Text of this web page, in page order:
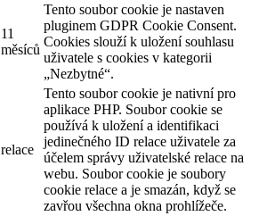
11
měsíců
Tento soubor cookie je nastaven
pluginem GDPR Cookie Consent.
Cookies slouží k uložení souhlasu
uživatele s cookies v kategorii
„Nezbytné“.
relace
Tento soubor cookie je nativní pro
aplikace PHP. Soubor cookie se
používá k uložení a identifikaci
jedinečného ID relace uživatele za
účelem správy uživatelské relace na
webu. Soubor cookie je soubory
cookie relace a je smazán, když se
zavřou všechna okna prohlížeče.